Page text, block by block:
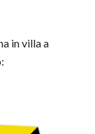
in villa a